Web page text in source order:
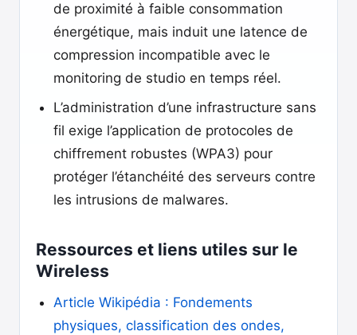
de proximité à faible consommation
énergétique, mais induit une latence de
compression incompatible avec le
monitoring de studio en temps réel.
L’administration d’une infrastructure sans
fil exige l’application de protocoles de
chiffrement robustes (WPA3) pour
protéger l’étanchéité des serveurs contre
les intrusions de malwares.
Ressources et liens utiles sur le
Wireless
Article Wikipédia : Fondements
physiques, classification des ondes,